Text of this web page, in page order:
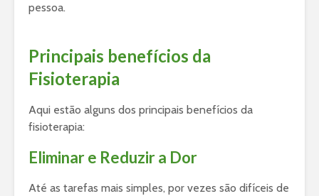
pessoa.
Principais benefícios da
Fisioterapia
Aqui estão alguns dos principais benefícios da
fisioterapia:
Eliminar e Reduzir a Dor
Até as tarefas mais simples, por vezes são difíceis de